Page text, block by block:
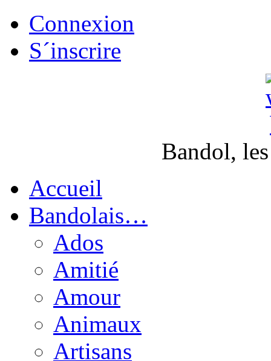
Connexion
S´inscrire
Bandol,
Accueil
Bandolais…
Ados
Amitié
Amour
Animaux
Artisans